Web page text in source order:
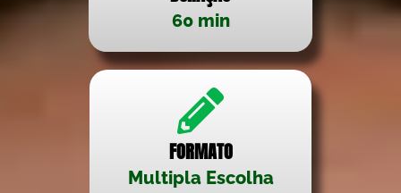
60 min
FORMATO
Multipla Escolha